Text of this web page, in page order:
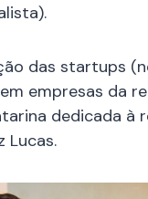
das startups
empresas da
dedicada
Lucas.